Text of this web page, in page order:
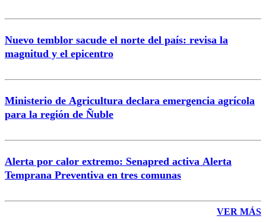
Nuevo temblor sacude el norte del país: revisa la
magnitud y el epicentro
Ministerio de Agricultura declara emergencia agrícola
para la región de Ñuble
Alerta por calor extremo: Senapred activa Alerta
Temprana Preventiva en tres comunas
VER MÁS